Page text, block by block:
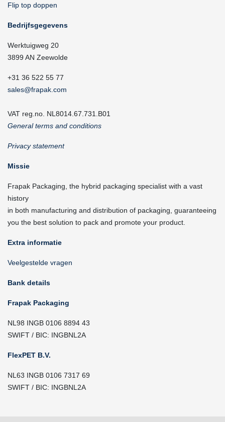
Flip top doppen
Bedrijfsgegevens
Werktuigweg 20
3899 AN Zeewolde
+31 36 522 55 77
sales@frapak.com
VAT reg.no. NL8014.67.731.B01
General terms and conditions
Privacy statement
Missie
Frapak Packaging, the hybrid packaging specialist with a vast
history
in both manufacturing and distribution of packaging, guaranteeing
you the best solution to pack and promote your product.
Extra informatie
Veelgestelde vragen
Bank details
Frapak Packaging
NL98 INGB 0106 8894 43
SWIFT / BIC: INGBNL2A
FlexPET B.V.
NL63 INGB 0106 7317 69
SWIFT / BIC: INGBNL2A